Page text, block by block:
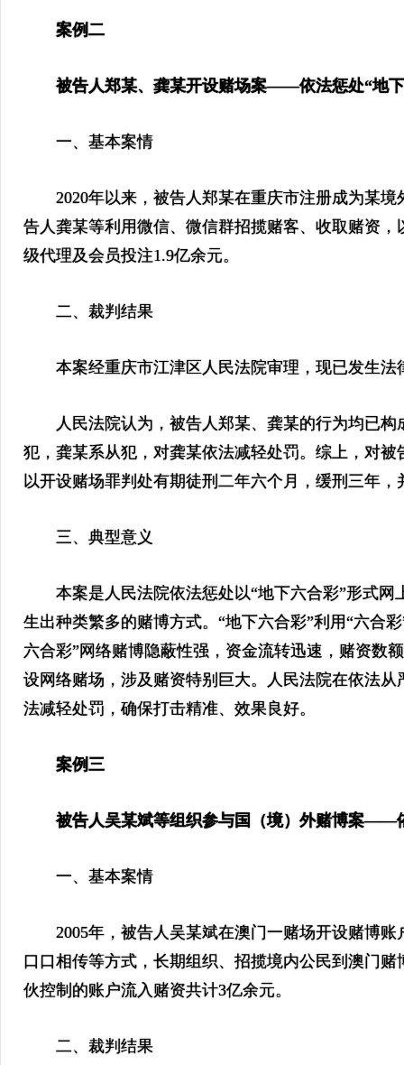
案例二
被告人郑某、龚某开设赌场案——依法惩处“地下
一、基本案情
2020年以来，被告人郑某在重庆市注册成为某境
告人龚某等利用微信、微信群招揽赌客、收取赌资
级代理及会员投注1.9亿余元。
二、裁判结果
本案经重庆市江津区人民法院审理，现已发生法
人民法院认为，被告人郑某、龚某的行为均已构
犯，龚某系从犯，对龚某依法减轻处罚。综上，对
以开设赌场罪判处有期徒刑二年六个月，缓刑三年，
三、典型意义
本案是人民法院依法惩处以“地下六合彩”形式网
生出种类繁多的赌博方式。“地下六合彩”利用“六合
六合彩”网络赌博隐蔽性强，资金流转迅速，赌资数
设网络赌场，涉及赌资特别巨大。人民法院在依法
法减轻处罚，确保打击精准、效果良好。
案例三
被告人吴某斌等组织参与国（境）外赌博案——
一、基本案情
2005年，被告人吴某斌在澳门一赌场开设赌博账
口口相传等方式，长期组织、招揽境内公民到澳门
伙控制的账户流入赌资共计3亿余元。
二、裁判结果